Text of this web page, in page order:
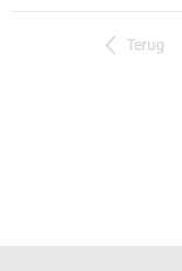
Terug